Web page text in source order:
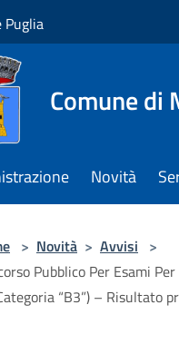
Puglia
Comune di
Novità
> Novità > Avvisi >
Pubblico Per Esami
“B3”) – Risultato